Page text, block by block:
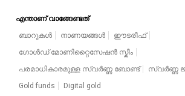
എന്താണ് വാങ്ങേണ്ടത്
ബാറുകൾ
നാണയങ്ങൾ
ഈടരീഫ്
ഗോൾഡ് മോണിറ്റൈസേഷൻ സ്കീം
പരമാധികാരമുള്ള സ്വർണ്ണ ബോണ്ട്
സ്വർണ്ണ
Gold funds
Digital gold